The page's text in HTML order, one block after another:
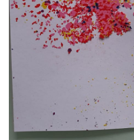
VZDĚLÁVACÍ BLOK LEDEN
VZDĚLÁVACÍ BLOK ÚNOR
VZDĚLÁVACÍ BLOK BŘEZEN
VZDĚLÁVACÍ BLOK DUBEN